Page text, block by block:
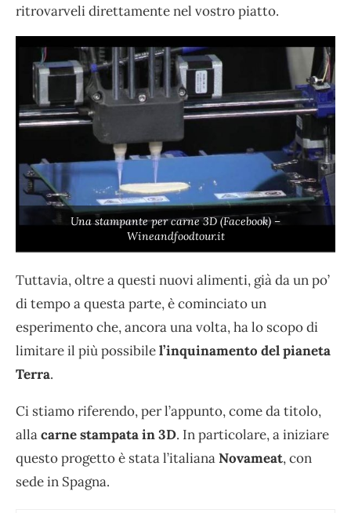
ritrovarveli direttamente nel vostro piatto.
Una stampante per carne 3D (Facebook) –
Wineandfoodtour.it
Tuttavia, oltre a questi nuovi alimenti, già da un po’
di tempo a questa parte, è cominciato un
esperimento che, ancora una volta, ha lo scopo di
limitare il più possibilel’inquinamento del pianeta
Terra.
Ci stiamo riferendo, per l’appunto, come da titolo,
allacarne stampata in 3D. In particolare, a iniziare
questo progetto è stata l’italianaNovameat, con
sede in Spagna.